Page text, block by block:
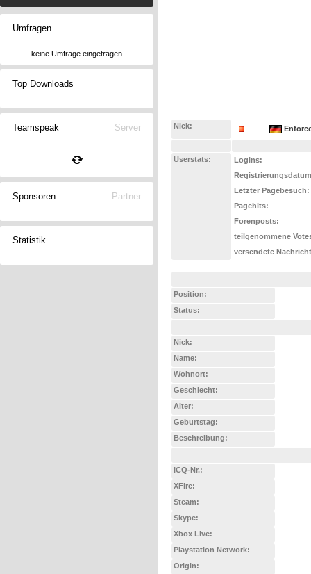
Umfragen
keine Umfrage eingetragen
Top Downloads
Teamspeak Server
Sponsoren Partner
Statistik
Nick:
Userstats:
Logins:
Letzter Pagebesuch:
Pagehits:
Forenposts:
teilgenommene
versendete
Position:
Status:
Nick:
Name:
Wohnort:
Geschlecht:
Alter:
Geburtstag:
Beschreibung:
ICQ-Nr.:
XFire:
Steam:
Skype:
Xbox Live:
Playstation Network:
Origin: